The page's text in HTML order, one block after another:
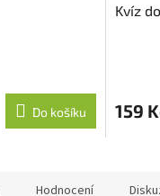
Do košíku
Kvíz
159
Hodnocení